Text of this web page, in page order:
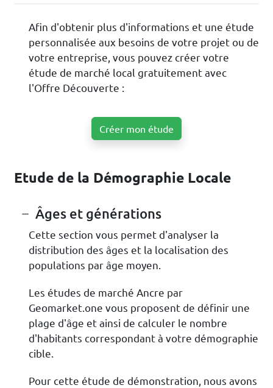
Afin d'obtenir plus d'informations et une étude
personnalisée aux besoins de votre projet ou de
votre entreprise, vous pouvez créer votre
étude de marché local gratuitement avec
l'Offre Découverte :
Créer mon étude
Etude de la Démographie Locale
Âges et générations
Cette section vous permet d'analyser la
distribution des âges et la localisation des
populations par âge moyen.
Les études de marché Ancre par
Geomarket.one vous proposent de définir une
plage d'âge et ainsi de calculer le nombre
d'habitants correspondant à votre démographie
cible.
Pour cette étude de démonstration, nous avons